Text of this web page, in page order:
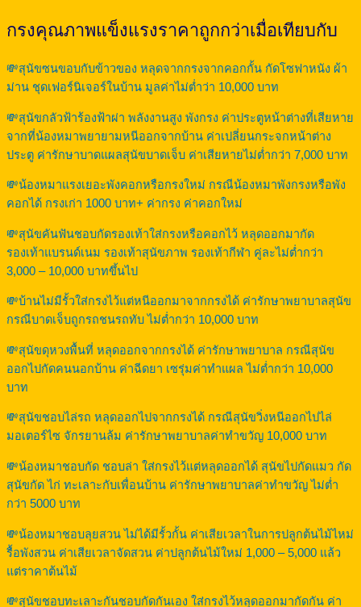
กรงคุณภาพแข็งแรงราคาถูกกว่าเมื่อเทียบกับ
💸สุนัขซนขอบกับข้าวของ หลุดจากกรงจากคอกกั้น กัดโซฟาหนัง ผ้า
ม่าน ชุดเฟอร์นิเจอร์ในบ้าน มูลค่าไม่ต่ำว่า 10,000 บาท
💸สุนัขกลัวฟ้าร้องฟ้าผ่า พลังงานสูง พังกรง ค่าประตูหน้าต่างที่เสียหาย
จากที่น้องหมาพยายามหนีออกจากบ้าน ค่าเปลี่ยนกระจกหน้าต่าง
ประตู ค่ารักษาบาดแผลสุนัขบาดเจ็บ ค่าเสียหายไม่ต่ำกว่า 7,000 บาท
💸น้องหมาแรงเยอะพังคอกหรือกรงใหม่ กรณีน้องหมาพังกรงหรือพัง
คอกได้ กรงเก่า 1000 บาท+ ค่ากรง ค่าคอกใหม่
💸สุนัขคันฟันชอบกัดรองเท้าใส่กรงหรือคอกไว้ หลุดออกมากัด
รองเท้าแบรนด์เนม รองเท้าสุนัขภาพ รองเท้ากีฬา คู่ละไม่ต่ำกว่า
3,000 – 10,000 บาทขึ้นไป
💸บ้านไม่มีรั้วใส่กรงไว้แต่หนีออกมาจากกรงได้ ค่ารักษาพยาบาลสุนัข
กรณีบาดเจ็บถูกรถชนรถทับ ไม่ต่ำกว่า 10,000 บาท
💸สุนัขดุหวงพื้นที่ หลุดออกจากกรงได้ ค่ารักษาพยาบาล กรณีสุนัข
ออกไปกัดคนนอกบ้าน ค่าฉีดยา เซรุ่มค่าทำแผล ไม่ต่ำกว่า 10,000
บาท
💸สุนัขชอบไล่รถ หลุดออกไปจากกรงได้ กรณีสุนัขวิ่งหนีออกไปไล่
มอเตอร์ไซ จักรยานล้ม ค่ารักษาพยาบาลค่าทำขวัญ 10,000 บาท
💸น้องหมาชอบกัด ชอบล่า ใส่กรงไว้แต่หลุดออกได้ สุนัขไปกัดแมว กัด
สุนัขกัด ไก่ ทะเลาะกับเพื่อนบ้าน ค่ารักษาพยาบาลค่าทำขวัญ ไม่ต่ำ
กว่า 5000 บาท
💸น้องหมาชอบลุยสวน ไม่ได้มีรั้วกั้น ค่าเสียเวลาในการปลูกต้นไม้ไหม่
รื้อพังสวน ค่าเสียเวลาจัดสวน ค่าปลูกต้นไม้ใหม่ 1,000 – 5,000 แล้ว
แต่ราคาต้นไม้
💸สุนัขชอบทะเลาะกันชอบกัดกันเอง ใส่กรงไว้หลุดออกมากัดกัน ค่า